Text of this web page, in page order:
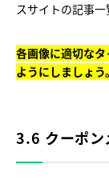
スサイトの記事一
各画像に適切な
ようにしましょう。
3.6 クーポン